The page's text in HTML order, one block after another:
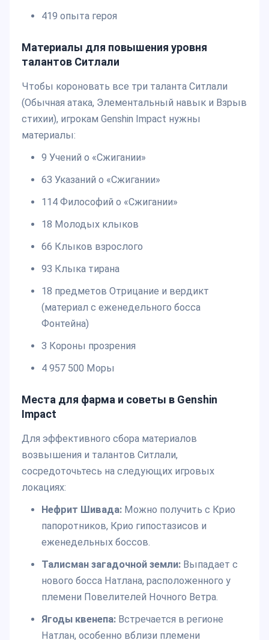
419 опыта героя
Материалы для повышения уровня
талантов Ситлали
Чтобы короновать все три таланта Ситлали
(Обычная атака, Элементальный навык и Взрыв
стихии), игрокам Genshin Impact нужны
материалы:
9 Учений о «Сжигании»
63 Указаний о «Сжигании»
114 Философий о «Сжигании»
18 Молодых клыков
66 Клыков взрослого
93 Клыка тирана
18 предметов Отрицание и вердикт
(материал с еженедельного босса
Фонтейна)
3 Короны прозрения
4 957 500 Моры
Места для фарма и советы в Genshin
Impact
Для эффективного сбора материалов
возвышения и талантов Ситлали,
сосредоточьтесь на следующих игровых
локациях:
Нефрит Шивада:Можно получить с Крио
папоротников, Крио гипостазисов и
еженедельных боссов.
Талисман загадочной земли: Выпадает с
нового босса Натлана, расположенного у
племени Повелителей Ночного Ветра.
Ягоды квенепа:Встречается в регионе
Натлан, особенно вблизи племени